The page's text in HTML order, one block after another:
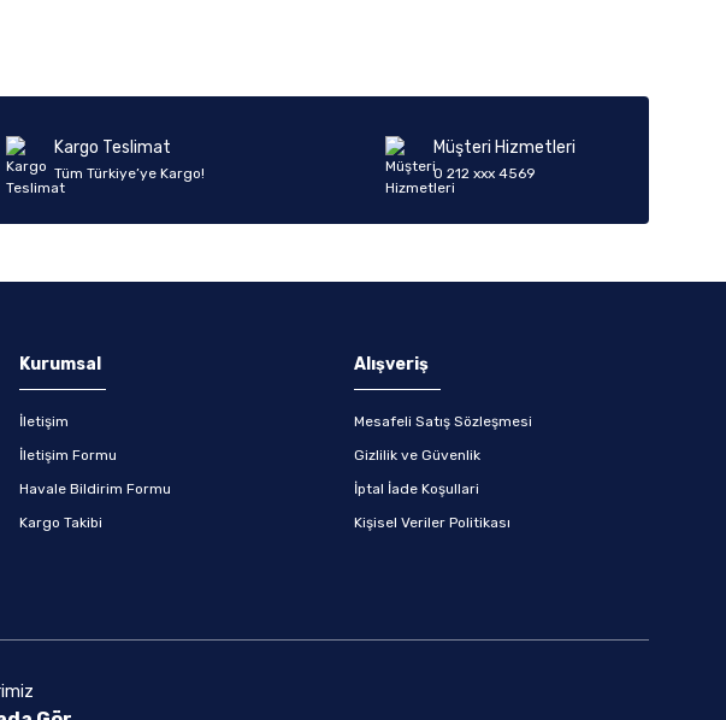
Kargo Teslimat
Tüm Türkiye’ye Kargo!
Müşteri Hizmetleri
0 212 xxx 4569
Kurumsal
İletişim
İletişim Formu
Havale Bildirim Formu
Kargo Takibi
Alışveriş
Mesafeli Satış Sözleşmesi
Gizlilik ve Güvenlik
İptal İade Koşullari
Kişisel Veriler Politikası